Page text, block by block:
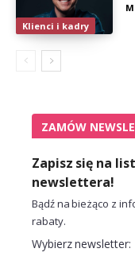
Klienci i kadry
ZAMÓW
Zapisz się na
newslettera!
Bądź na bieżąco z
rabaty.
Wybierz newsletter: